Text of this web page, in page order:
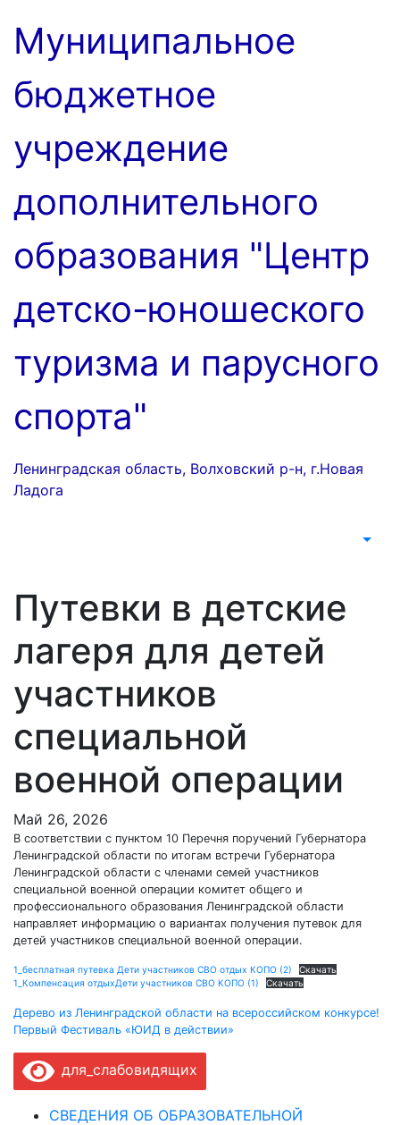
содержимому
Муниципальное
бюджетное
учреждение
дополнительного
образования "Центр
детско-юношеского
туризма и парусного
спорта"
Ленинградская область, Волховский р-н, г.Новая
Ладога
Путевки в детские
лагеря для детей
участников
специальной
военной операции
Май 26, 2026
В соответствии с пунктом 10 Перечня поручений Губернатора
Ленинградской области по итогам встречи Губернатора
Ленинградской области с членами семей участников
специальной военной операции комитет общего и
профессионального образования Ленинградской области
направляет информацию о вариантах получения путевок для
детей участников специальной военной операции.
1_бесплатная путевка Дети участников СВО отдых КОПО (2)
Скачать
1_Компенсация отдыхДети участников СВО КОПО (1)
Скачать
Навигация
по
записям
Дерево из Ленинградской области на всероссийском конкурсе!
Первый Фестиваль «ЮИД в действии»
для_слабовидящих
СВЕДЕНИЯ ОБ ОБРАЗОВАТЕЛЬНОЙ